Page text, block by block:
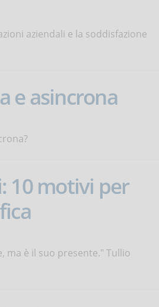
aziendali e la soddisfazione
e asincrona
10 motivi per
ma è il suo presente." Tullio